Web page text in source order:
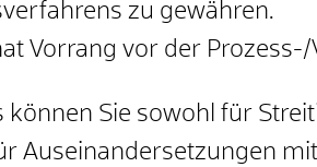
zu gewähren.
Vorrang vor der
können Sie sowohl für
Auseinandersetzungen